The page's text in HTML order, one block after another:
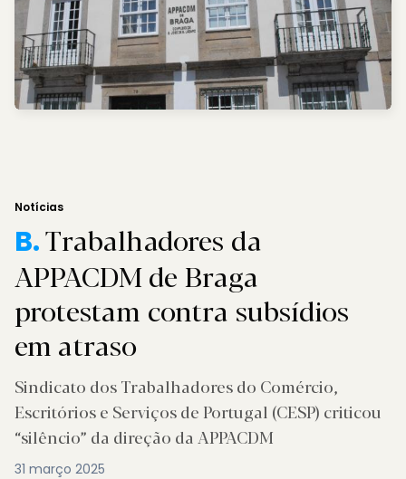
Notícias
B.Trabalhadores da
APPACDM de Braga
protestam contra subsídios
em atraso
Sindicato dos Trabalhadores do Comércio,
Escritórios e Serviços de Portugal (CESP) criticou
“silêncio” da direção da APPACDM
31 março 2025